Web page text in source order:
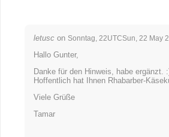
letusc on Sonntag, 22UTCSun, 22 May
Hallo Gunter,
Danke für den Hinweis, habe ergänzt.
Hoffentlich hat Ihnen Rhabarber-
Viele Grüße
Tamar